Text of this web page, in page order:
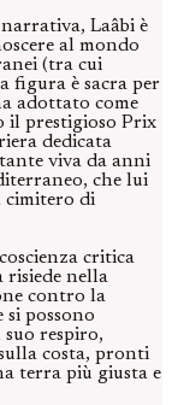
Laâbi è
al mondo
(tra cui
figura è sacra per
adottato come
il prestigioso Prix
dedicata
viva da anni
che lui
cimitero di
critica
risiede nella
contro la
si possono
respiro,
costa, pronti
terra più giusta e